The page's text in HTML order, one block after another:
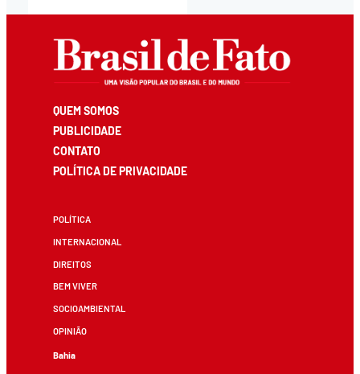
QUEM SOMOS
PUBLICIDADE
CONTATO
POLÍTICA DE PRIVACIDADE
POLÍTICA
INTERNACIONAL
DIREITOS
BEM VIVER
SOCIOAMBIENTAL
OPINIÃO
Bahia